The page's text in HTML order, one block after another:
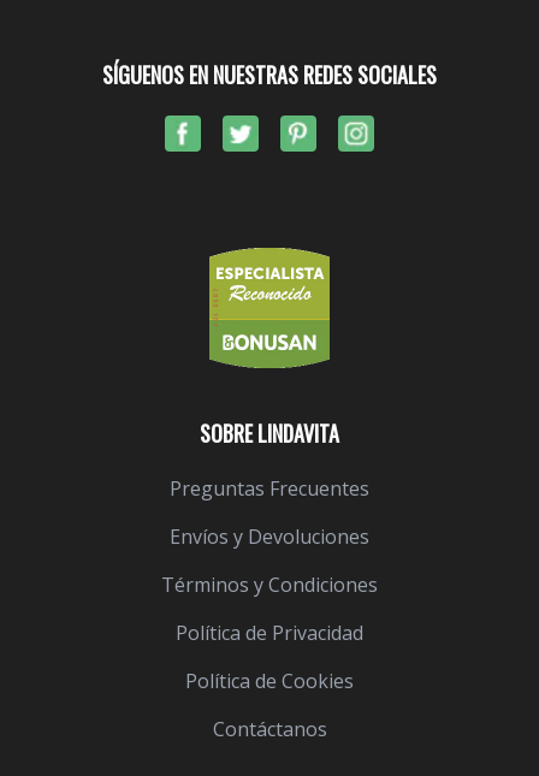
SOBRE LINDAVITA
Preguntas Frecuentes
Envíos y Devoluciones
Términos y Condiciones
Política de Privacidad
Política de Cookies
Contáctanos
SÍGUENOS EN NUESTRAS REDES SOCIALES